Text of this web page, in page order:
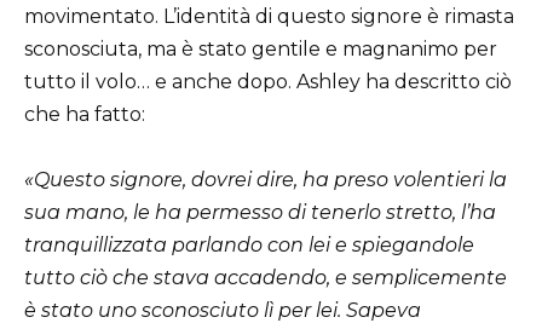
movimentato. L’identità di questo signore è rimasta
sconosciuta, ma è stato gentile e magnanimo per
tutto il volo… e anche dopo. Ashley ha descritto ciò
che ha fatto:
«Questo signore, dovrei dire, ha preso volentieri la
sua mano, le ha permesso di tenerlo stretto, l’ha
tranquillizzata parlando con lei e spiegandole
tutto ciò che stava accadendo, e semplicemente
è stato uno sconosciuto lì per lei. Sapeva